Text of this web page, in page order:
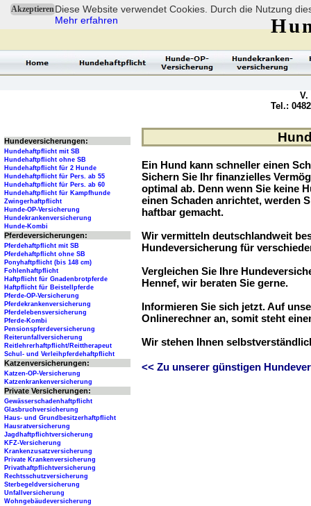
AkzeptierenDiese Website verwendet Cookies. Durch die Nutzung
Mehr erfahren
Ein Hund kann schneller einen
Sichern Sie Ihr finanzielles
optimal ab. Denn wenn Sie keine
einen Schaden anrichtet, werden
haftbar gemacht.
Wir vermitteln deutschlandweit
Hundeversicherung für
Vergleichen Sie Ihre
Hennef, wir beraten Sie gerne.
Informieren Sie sich jetzt. Auf
Onlinerechner an, somit steht
Wir stehen Ihnen
<< Zu unserer günstigen
V.
Tel.:
Hundeversicherungen:
Hundehaftpflicht mit SB
Hundehaftpflicht ohne SB
Hundehaftpflicht für 2 Hunde
Hundehaftpflicht für Pers. ab 55
Hundehaftpflicht für Pers. ab 60
Hundehaftpflicht für Kampfhunde
Zwingerhaftpflicht
Hunde-OP-Versicherung
Hundekrankenversicherung
Hunde-Kombi
Pferdeversicherungen:
Pferdehaftpflicht mit SB
Pferdehaftpflicht ohne SB
Ponyhaftpflicht (bis 148 cm)
Fohlenhaftpflicht
Haftpflicht für Gnadenbrotpferde
Haftpflicht für Beistellpferde
Pferde-OP-Versicherung
Pferdekrankenversicherung
Pferdelebensversicherung
Pferde-Kombi
Pensionspferdeversicherung
Reiterunfallversicherung
Reitlehrerhaftpflicht/Reittherapeut
Schul- und Verleihpferdehaftpflicht
Katzenversicherungen:
Katzen-OP-Versicherung
Katzenkrankenversicherung
Private Versicherungen:
Gewässerschadenhaftpflicht
Glasbruchversicherung
Haus- und Grundbesitzerhaftpflicht
Hausratversicherung
Jagdhaftpflichtversicherung
KFZ-Versicherung
Krankenzusatzversicherung
Private Krankenversicherung
Privathaftpflichtversicherung
Rechtsschutzversicherung
Sterbegeldversicherung
Unfallversicherung
Wohngebäudeversicherung